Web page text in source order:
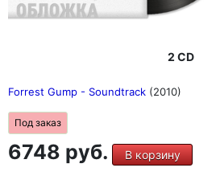
2 CD
Forrest Gump - Soundtrack (2010)
Под заказ
6748 руб. В корзину